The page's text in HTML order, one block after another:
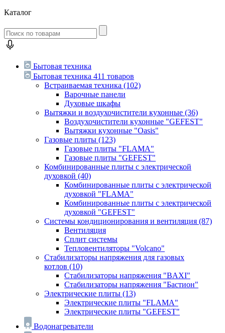
Каталог
Бытовая техника
Бытовая техника 411 товаров
Встраиваемая техника (102)
Варочные панели
Духовые шкафы
Вытяжки и воздухочистители кухонные (36)
Воздухочистители кухонные "GEFEST"
Вытяжки кухонные "Oasis"
Газовые плиты (123)
Газовые плиты "FLAMA"
Газовые плиты "GEFEST"
Комбинированные плиты с электрической
духовкой (40)
Комбинированные плиты с электрической
духовкой "FLAMA"
Комбинированные плиты с электрической
духовкой "GEFEST"
Системы кондиционирования и вентиляция (87)
Вентиляция
Сплит системы
Тепловентиляторы "Volcano"
Стабилизаторы напряжения для газовых
котлов (10)
Стабилизаторы напряжения "BAXI"
Стабилизаторы напряжения "Бастион"
Электрические плиты (13)
Электрические плиты "FLAMA"
Электрические плиты "GEFEST"
Водонагреватели